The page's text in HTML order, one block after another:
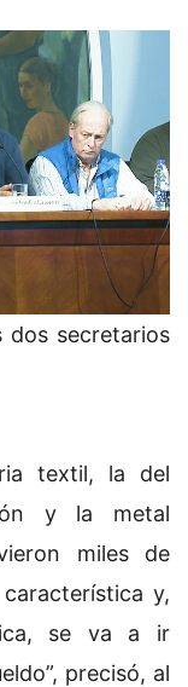
dos secretarios
textil, la del
y la metal
miles de
y,
se va a ir
precisó, al